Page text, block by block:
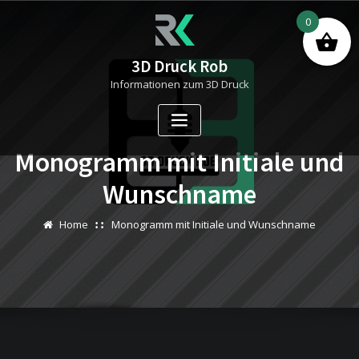
3D Druck Rob
Informationen zum 3D Druck
Monogramm mit Initiale und
Wunschname
Home Monogramm mit Initiale und Wunschname
0